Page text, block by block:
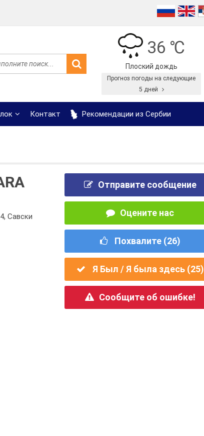
36 ℃
Плоский дождь
Прогноз погоды на следующие
5 дней
Контакт Рекомендации из Сербии
Савски
Отправите сообщение
Оцените нас
Похвалите (26)
Я Был / Я была здесь (25)
Сообщите об ошибке!